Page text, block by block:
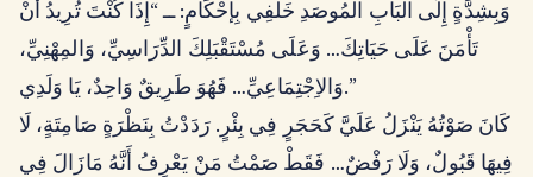
وَبِشِدَّةٍ إِلَى البَابِ المُوصَدِ خَلفِي بِإحْكَامٍ: ــ “إِذَا كُنْتَ تُرِيدُ أَنْ
تَأْمَنَ عَلَى حَيَاتِكَ… وَعَلَى مُسْتَقْبَلِكَ الدِّرَاسِيِّ، وَالمِهْنِيِّ،
وَالاِجْتِمَاعِيِّ… فَهُوَ طَرِيقٌ وَاحِدٌ، يَا وَلَدِي.”
كَانَ صَوْتُهُ يَنْزَلُ عَلَيَّ كَحَجَرٍ فِي بِئْرٍ. رَدَدْتُ بِنَظْرَةٍ صَامِتَةٍ، لَا
فِيهَا قَبُولٌ، وَلَا رَفْضٌ… فَقَطْ صَمْتُ مَنْ يَعْرِفُ أَنَّهُ مَازَالَ فِي